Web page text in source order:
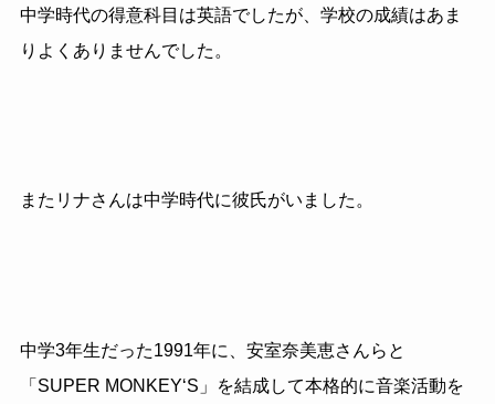
中学時代の得意科目は英語でしたが、学校の成績はあま
りよくありませんでした。
またリナさんは中学時代に彼氏がいました。
中学3年生だった1991年に、安室奈美恵さんらと
「SUPER MONKEY‘S」を結成して本格的に音楽活動を